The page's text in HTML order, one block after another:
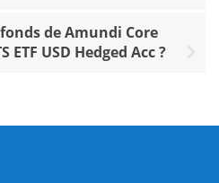
de Amundi Core
ETF USD Hedged Acc ?